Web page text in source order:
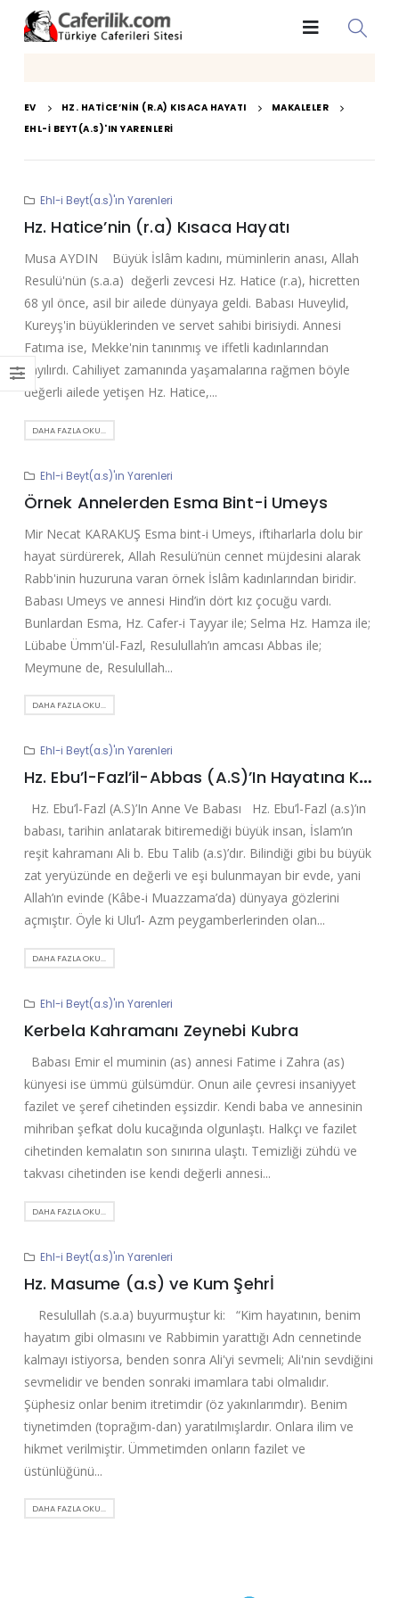
EV HZ. HATICE’NIN (R.A) KISACA HAYATI
MAKALELER
EHL-I BEYT(A.S)'IN YARENLERI
Ehl-i Beyt(a.s)'ın Yarenleri
Hz. Hatice’nin (r.a) Kısaca Hayatı
Musa AYDIN Büyük İslâm kadını, müminlerin anası, Allah
Resulü'nün (s.a.a) değerli zevcesi Hz. Hatice (r.a), hicretten
68 yıl önce, asil bir ailede dünyaya geldi. Babası Huveylid,
Kureyş'in büyüklerinden ve servet sahibi birisiydi. Annesi
Fatıma ise, Mekke'nin tanınmış ve iffetli kadınlarından
sayılırdı. Cahiliyet zamanında yaşamalarına rağmen böyle
değerli ailede yetişen Hz. Hatice,...
DAHA FAZLA OKU...
Ehl-i Beyt(a.s)'ın Yarenleri
Örnek Annelerden Esma Bint-i Umeys
Mir Necat KARAKUŞ Esma bint-i Umeys, iftiharlarla dolu bir
hayat sürdürerek, Allah Resulü’nün cennet müjdesini alarak
Rabb'inin huzuruna varan örnek İslâm kadınlarından biridir.
Babası Umeys ve annesi Hind’in dört kız çocuğu vardı.
Bunlardan Esma, Hz. Cafer-i Tayyar ile; Selma Hz. Hamza ile;
Lübabe Ümm'ül-Fazl, Resulullah’ın amcası Abbas ile;
Meymune de, Resulullah...
DAHA FAZLA OKU...
Ehl-i Beyt(a.s)'ın Yarenleri
Hz. Ebu’l-Fazl’il-Abbas (A.S)’In Hayatına Kısa Bir Bakış
Hz. Ebu’l-Fazl (A.S)’In Anne Ve Babası Hz. Ebu’l-Fazl (a.s)’ın
babası, tarihin anlatarak bitiremediği büyük insan, İslam’ın
reşit kahramanı Ali b. Ebu Talib (a.s)’dır. Bilindiği gibi bu büyük
zat yeryüzünde en değerli ve eşi bulunmayan bir evde, yani
Allah’ın evinde (Kâbe-i Muazzama’da) dünyaya gözlerini
açmıştır. Öyle ki Ulu’l- Azm peygamberlerinden olan...
DAHA FAZLA OKU...
Ehl-i Beyt(a.s)'ın Yarenleri
Kerbela Kahramanı Zeynebi Kubra
Babası Emir el muminin (as) annesi Fatime i Zahra (as)
künyesi ise ümmü gülsümdür. Onun aile çevresi insaniyyet
fazilet ve şeref cihetinden eşsizdir. Kendi baba ve annesinin
mihriban şefkat dolu kucağında olgunlaştı. Halkçı ve fazilet
cihetinden kemalatın son sınırına ulaştı. Temizliği zühdü ve
takvası cihetinden ise kendi değerli annesi...
DAHA FAZLA OKU...
Ehl-i Beyt(a.s)'ın Yarenleri
Hz. Masume (a.s) ve Kum Şehrİ
Resulullah (s.a.a) buyurmuştur ki: “Kim hayatının, benim
hayatım gibi olmasını ve Rabbimin yarattığı Adn cennetinde
kalmayı istiyorsa, benden sonra Ali'yi sevmeli; Ali'nin sevdiğini
sevmelidir ve benden sonraki imamlara tabi olmalıdır.
Şüphesiz onlar benim itretimdir (öz yakınlarımdır). Benim
tiynetimden (toprağım-dan) yaratılmışlardır. Onlara ilim ve
hikmet verilmiştir. Ümmetimden onların fazilet ve
üstünlüğünü...
DAHA FAZLA OKU...